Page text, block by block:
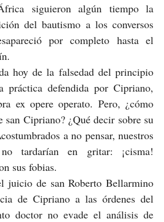
siguieron algún tiempo la
del bautismo a los conversos
por completo hasta el
hoy de la falsedad del principio
práctica defendida por Cipriano,
ex opere operato. Pero, ¿cómo
san Cipriano? ¿Qué decir sobre su
a no pensar, nuestros
no tardarían en gritar: ¡cisma!
sus fobias.
juicio de san Roberto Bellarmino
de Cipriano a las órdenes del
doctor no evade el análisis de